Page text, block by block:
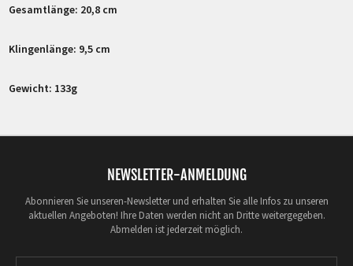
Gesamtlänge: 20,8 cm
Klingenlänge: 9,5 cm
Gewicht: 133g
NEWSLETTER-ANMELDUNG
Abonnieren Sie unseren-Newsletter und erhalten Sie alle Infos zu unseren
aktuellen Angeboten! Ihre Daten werden nicht an Dritte weitergegeben.
Abmelden ist jederzeit möglich.